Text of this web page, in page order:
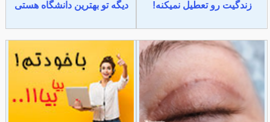
زندگیت رو تعطیل نمیکنه!
دیگه تو بهترین دانشگاه هستی